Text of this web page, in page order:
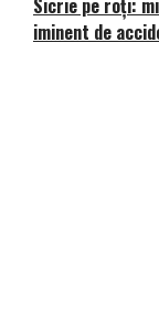
Sicrie pe roți:
iminent de